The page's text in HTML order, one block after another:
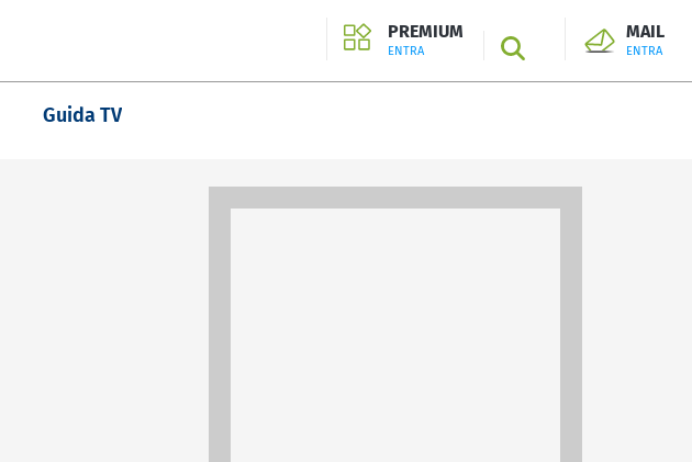
PREMIUM
ENTRA SEARCH
MAIL
ENTRA
Guida TV